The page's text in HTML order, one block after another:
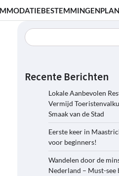
BESTEMMINGEN
Recente Berichten
Lokale Aanbevolen
Vermijd
Smaak van de Stad
Eerste keer in
voor beginners!
Wandelen door de
Nederland – Must-see